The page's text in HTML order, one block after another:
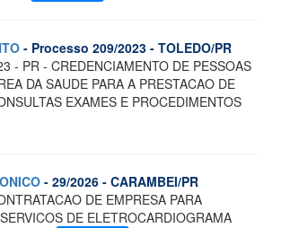
- Processo 209/2023 - TOLEDO/PR
- PR - CREDENCIAMENTO DE PESSOAS
DA SAUDE PARA A PRESTACAO DE
EXAMES E PROCEDIMENTOS
- 29/2026 - CARAMBEI/PR
DE EMPRESA PARA
DE ELETROCARDIOGRAMA